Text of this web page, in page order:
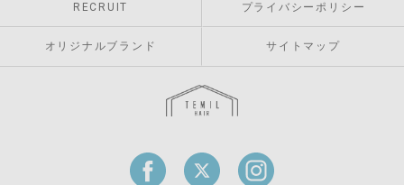
RECRUIT プライバシーポリシー
オリジナルブランド サイトマップ